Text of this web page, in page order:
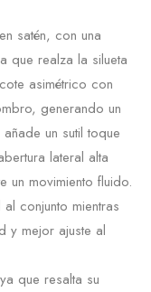
satén, con una
que realza la silueta
asimétrico con
generando un
un sutil toque
lateral alta
un movimiento fluido.
conjunto mientras
y mejor ajuste al
ya que resalta su